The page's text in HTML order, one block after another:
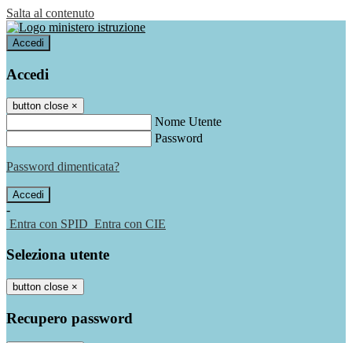
Salta al contenuto
Accedi
Accedi
button close ×
Nome Utente
Password
Password dimenticata?
-
Entra con SPID Entra con CIE
Seleziona utente
button close ×
Recupero password